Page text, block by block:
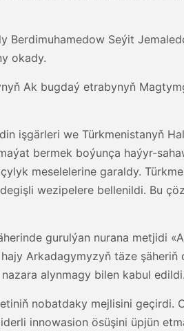
Berdimuhamedow Seýit
okady.
Ak bugdaý etrabynyň
işgärleri we Türkmenistanyň
bermek boýunça haýyr-
meselelerine garaldy.
wezipelere bellenildi. Bu
gurulýan nurana metjidi
Arkadagymyzyň täze şäheriň
alynmagy bilen kabul
nobatdaky mejlisini geçirdi.
innowasion ösüşini üpjün